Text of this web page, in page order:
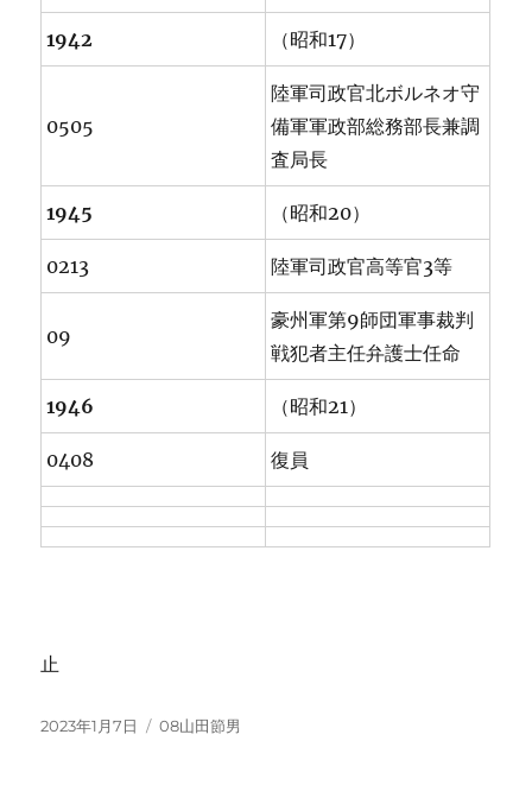
1942 （昭和17）
0505
陸軍司政官北ボルネオ守
備軍軍政部総務部長兼調
査局長
1945 （昭和20）
0213 陸軍司政官高等官3等
09
豪州軍第9師団軍事裁判
戦犯者主任弁護士任命
1946 （昭和21）
0408 復員
止
投
2023年1月7日
カ
08山田節男